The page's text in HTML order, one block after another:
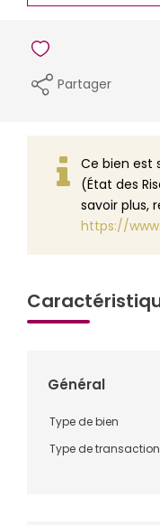
Partager
Ce bien est
(État des
savoir plus,
https://
Général
Type de bien
Type de transaction